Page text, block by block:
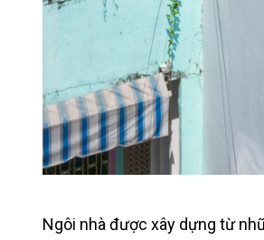
Ngôi nhà được xây dựng từ